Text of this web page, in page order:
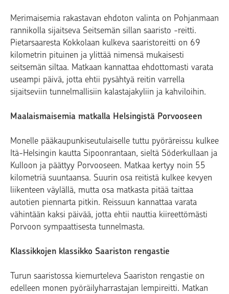
Merimaisemia rakastavan ehdoton valinta on Pohjanmaan
rannikolla sijaitseva Seitsemän sillan saaristo -reitti.
Pietarsaaresta Kokkolaan kulkeva saaristoreitti on 69
kilometrin pituinen ja ylittää nimensä mukaisesti
seitsemän siltaa. Matkaan kannattaa ehdottomasti varata
useampi päivä, jotta ehtii pysähtyä reitin varrella
sijaitseviin tunnelmallisiin kalastajakyliin ja kahviloihin.
Maalaismaisemia matkalla Helsingistä Porvooseen
Monelle pääkaupunkiseutulaiselle tuttu pyöräreissu kulkee
Itä-Helsingin kautta Sipoonrantaan, sieltä Söderkullaan ja
Kulloon ja päättyy Porvooseen. Matkaa kertyy noin 55
kilometriä suuntaansa. Suurin osa reitistä kulkee kevyen
liikenteen väylällä, mutta osa matkasta pitää taittaa
autotien piennarta pitkin. Reissuun kannattaa varata
vähintään kaksi päivää, jotta ehtii nauttia kiireettömästi
Porvoon sympaattisesta tunnelmasta.
Klassikkojen klassikko Saariston rengastie
Turun saaristossa kiemurteleva Saariston rengastie on
edelleen monen pyöräilyharrastajan lempireitti. Matkan